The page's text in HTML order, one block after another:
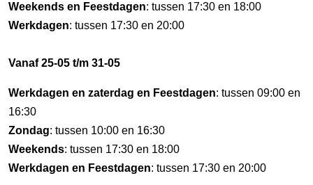
Weekends en Feestdagen: tussen 17:30 en 18:00
Werkdagen: tussen 17:30 en 20:00
Vanaf 25-05 t/m 31-05
Werkdagen en zaterdag en Feestdagen: tussen 09:00 en
16:30
Zondag: tussen 10:00 en 16:30
Weekends: tussen 17:30 en 18:00
Werkdagen en Feestdagen: tussen 17:30 en 20:00